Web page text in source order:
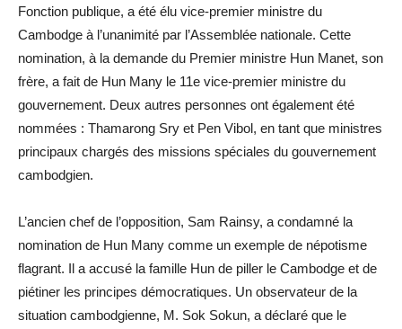
Fonction publique, a été élu vice-premier ministre du
Cambodge à l’unanimité par l’Assemblée nationale. Cette
nomination, à la demande du Premier ministre Hun Manet, son
frère, a fait de Hun Many le 11e vice-premier ministre du
gouvernement. Deux autres personnes ont également été
nommées : Thamarong Sry et Pen Vibol, en tant que ministres
principaux chargés des missions spéciales du gouvernement
cambodgien.
L’ancien chef de l’opposition, Sam Rainsy, a condamné la
nomination de Hun Many comme un exemple de népotisme
flagrant. Il a accusé la famille Hun de piller le Cambodge et de
piétiner les principes démocratiques. Un observateur de la
situation cambodgienne, M. Sok Sokun, a déclaré que le